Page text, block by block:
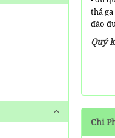
giá đến
Grand World
Và Safari
thả
đáo
Quý
Chi